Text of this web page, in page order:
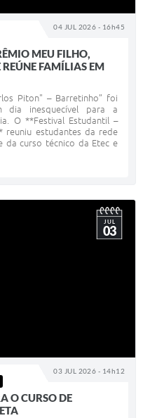
04 JUL 2026 - 16h45
MEU FILHO,
FAMÍLIAS EM
Piton" – Barretinho” foi
dia inesquecível para a
O **Festival Estudantil –
reuniu estudantes da rede
da curso técnico da Etec e
03 JUL 2026 - 14h12
JUL
03
O CURSO DE